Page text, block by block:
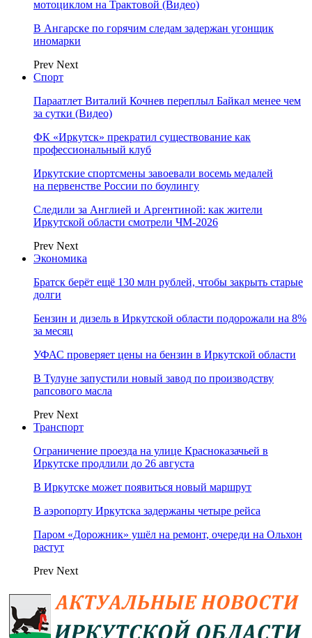
мотоциклом на Трактовой (Видео)
В Ангарске по горячим следам задержан угонщик
иномарки
Prev Next
Спорт
Параатлет Виталий Кочнев переплыл Байкал менее чем
за сутки (Видео)
ФК «Иркутск» прекратил существование как
профессиональный клуб
Иркутские спортсмены завоевали восемь медалей
на первенстве России по боулингу
Следили за Англией и Аргентиной: как жители
Иркутской области смотрели ЧМ-2026
Prev Next
Экономика
Братск берёт ещё 130 млн рублей, чтобы закрыть старые
долги
Бензин и дизель в Иркутской области подорожали на 8%
за месяц
УФАС проверяет цены на бензин в Иркутской области
В Тулуне запустили новый завод по производству
рапсового масла
Prev Next
Транспорт
Ограничение проезда на улице Красноказачьей в
Иркутске продлили до 26 августа
В Иркутске может появиться новый маршрут
В аэропорту Иркутска задержаны четыре рейса
Паром «Дорожник» ушёл на ремонт, очереди на Ольхон
растут
Prev Next